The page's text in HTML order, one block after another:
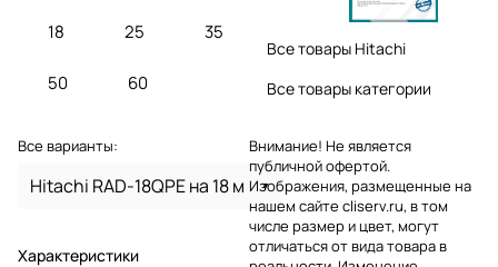
18 25 35
50 60
Все варианты:
Hitachi RAD-18QPE на 18 м
Характеристики
Все товары Hitachi
Все товары категории
Внимание! Не является
публичной офертой.
Изображения, размещенные на
нашем сайте cliserv.ru, в том
числе размер и цвет, могут
отличаться от вида товара в